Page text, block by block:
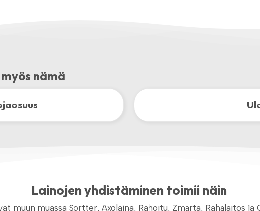
nämä
Lainojen yhdistäminen toimii näin
muun muassa Sortter, Axolaina, Rahoitu, Zmarta, Rahalaitos ja